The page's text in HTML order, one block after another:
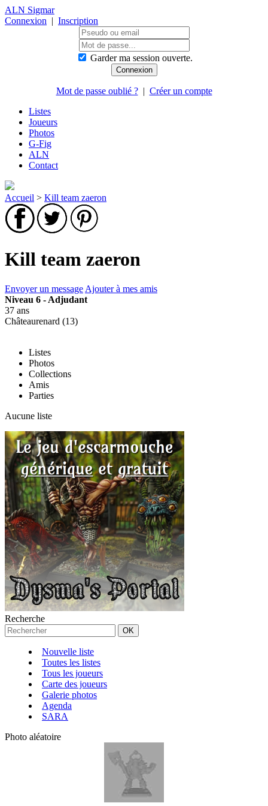
ALN Sigmar
Connexion | Inscription
Garder ma session ouverte.
Mot de passe oublié ?| Créer un compte
Listes
Joueurs
Photos
G-Fig
ALN
Contact
Accueil > Kill team zaeron
Kill team zaeron
Envoyer un message Ajouter à mes amis
Niveau 6 - Adjudant
37 ans
Châteaurenard (13)
Listes
Photos
Collections
Amis
Parties
Aucune liste
Recherche
Nouvelle liste
Toutes les listes
Tous les joueurs
Carte des joueurs
Galerie photos
Agenda
SARA
Photo aléatoire